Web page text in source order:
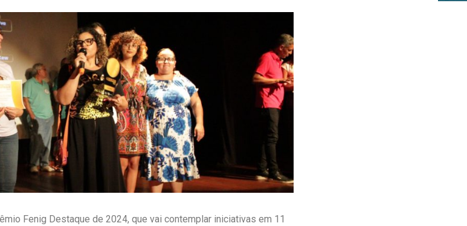
Fenig Destaque de 2024, que vai contemplar iniciativas em 11